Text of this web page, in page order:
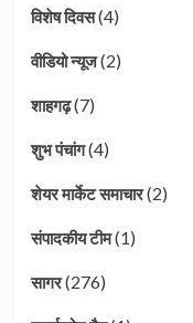
विशेष दिवस(4)
वीडियो न्यूज(2)
शाहगढ़(7)
शुभ पंचांग(4)
शेयर मार्केट समाचार(2)
संपादकीय टीम(1)
सागर(276)